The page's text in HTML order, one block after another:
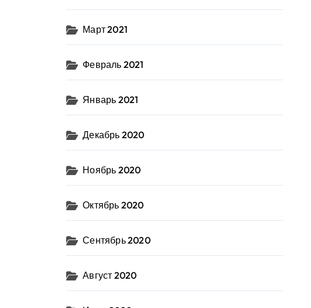
Март 2021
Февраль 2021
Январь 2021
Декабрь 2020
Ноябрь 2020
Октябрь 2020
Сентябрь 2020
Август 2020